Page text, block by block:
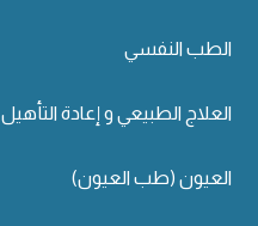
الطب النفسي
العلاج الطبيعي و إعادة التأهيل
العيون (طب العيون)